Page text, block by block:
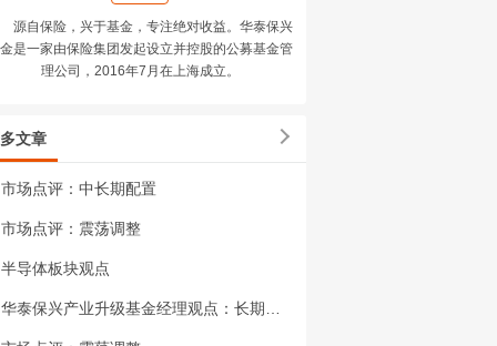
源自保险，兴于基金，专注绝对收益。华泰保兴
是一家由保险集团发起设立并控股的公募基金管
理公司，2016年7月在上海成立。
文章
市场点评：中长期配置
市场点评：震荡调整
半导体板块观点